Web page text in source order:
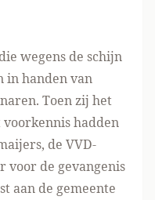
wegens de schijn
in handen van
Toen zij het
hadden
de VVD-
voor de gevangenis
aan de gemeente